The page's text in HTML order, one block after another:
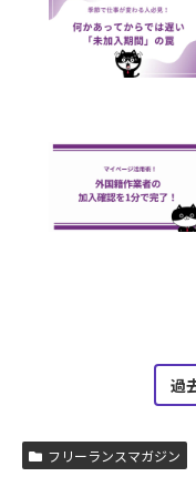
過
フリーランスマガジン